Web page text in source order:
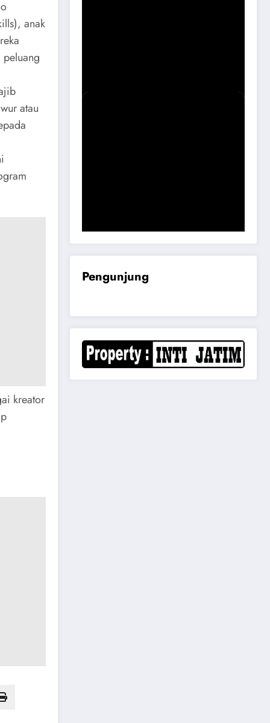
anak
atau
kreator
Pengunjung